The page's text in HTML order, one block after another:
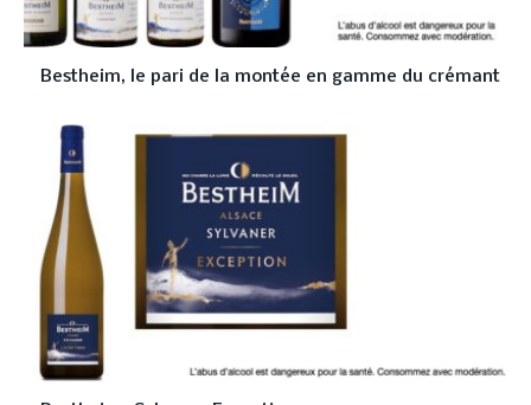
Bestheim, le pari de la montée en gamme du crémant